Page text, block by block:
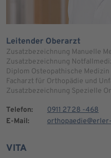
Leitender Oberarzt
Zusatzbezeichnung Manuelle
Zusatzbezeichnung
Diplom Osteopathische Medizin
Facharzt für Orthopädie und
Zusatzbezeichnung Spezielle
Telefon:
0911 27 28 -468
E-Mail:
VITA